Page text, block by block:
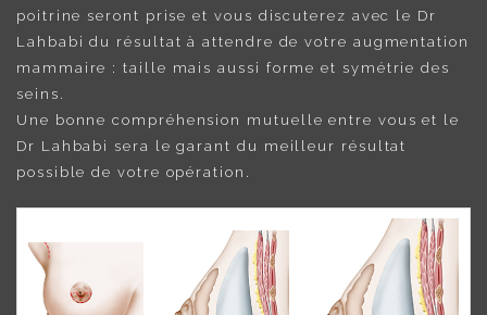
poitrine seront prise et vous discuterez avec le Dr
Lahbabi du résultat à attendre de votre augmentation
mammaire : taille mais aussi forme et symétrie des
seins.
Une bonne compréhension mutuelle entre vous et le
Dr Lahbabi sera le garant du meilleur résultat
possible de votre opération.